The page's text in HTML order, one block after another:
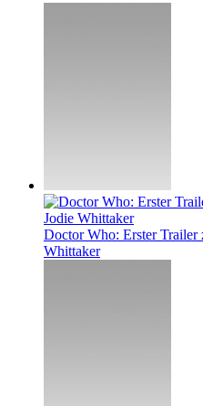
Doctor Who: Erster Trailer
Whittaker